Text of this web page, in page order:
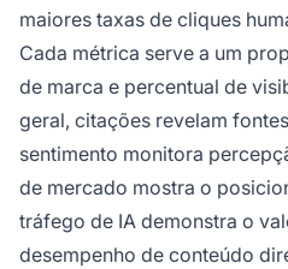
maiores taxas de cliques
Cada métrica serve a um
de marca e percentual de
geral, citações revelam
sentimento monitora
de mercado mostra o
tráfego de IA demonstra o
desempenho de conteúdo